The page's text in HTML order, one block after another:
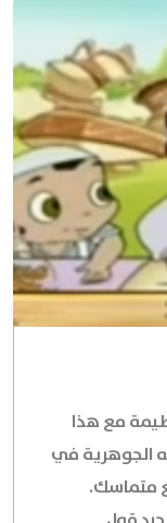
مع هذا
الجوهرية في
متماسك.